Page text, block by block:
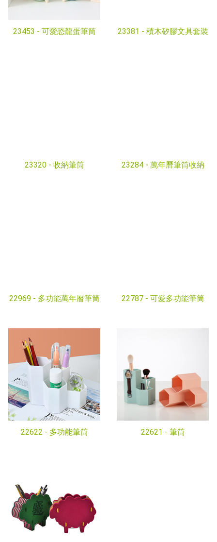
23453 - 可愛恐龍蛋筆筒 23381 - 積木矽膠文具套裝
23320 - 收納筆筒 23284 - 萬年曆筆筒收納
22969 - 多功能萬年曆筆筒 22787 - 可愛多功能筆筒
22622 - 多功能筆筒 22621 - 筆筒